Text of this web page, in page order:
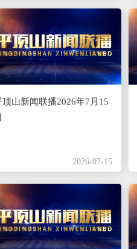
顶山新闻联播2026年7月15
2026-07-15